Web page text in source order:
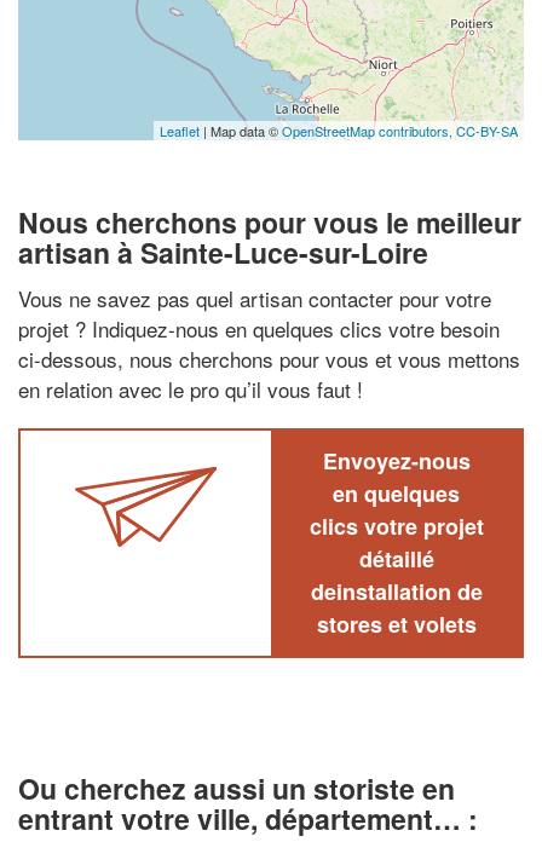
Leaflet | Map data ©OpenStreetMap contributors, CC-BY-SA
Nous cherchons pour vous le meilleur
artisan à Sainte-Luce-sur-Loire
Vous ne savez pas quel artisan contacter pour votre
projet ? Indiquez-nous en quelques clics votre besoin
ci-dessous, nous cherchons pour vous et vous mettons
en relation avec le pro qu’il vous faut !
Envoyez-nous
en quelques
clics votre projet
détaillé
deinstallation de
stores et volets
Ou cherchez aussi un storiste en
entrant votre ville, département… :